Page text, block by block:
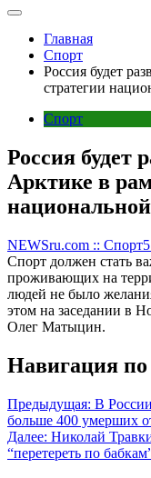
Главная
Спорт
Россия будет
стратегии
Спорт
Россия будет
Арктике в
NEWSru.com :: Спорт
Спорт должен стать
проживающих на
людей не было
этом на заседании в
Олег Матыцин.
Навигация по
Предыдущая: В
больше 400 умерших
Далее: Николай
“перетереть по